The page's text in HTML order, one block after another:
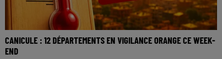
CANICULE : 12 DÉPARTEMENTS EN VIGILANCE ORANGE CE WEEK-
END